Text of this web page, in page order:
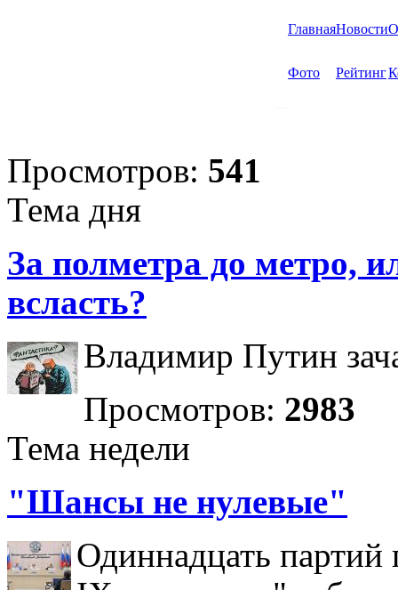
ГлавнаяНовости
Фото Рейтинг
Просмотров: 541
Тема дня
За полметра до метро,
всласть?
Владимир Путин
Просмотров: 2983
Тема недели
"Шансы не нулевые"
Одиннадцать партий